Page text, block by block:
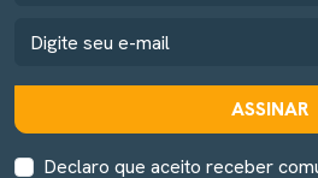
ASSINAR
Declaro que aceito receber